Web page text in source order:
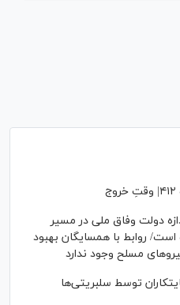
دولت وفاق ملی در مسیر
روابط با همسایگان بهبود
مسلح وجود ندارد
توسط سلبریتی‌ها